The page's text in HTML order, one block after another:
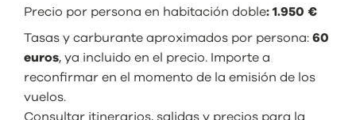
Precio por persona en habitación doble: 1.950 €
Tasas y carburante aproximados por persona: 60
euros, ya incluido en el precio. Importe a
reconfirmar en el momento de la emisión de los
vuelos.
Consultar itinerarios, salidas y precios para la